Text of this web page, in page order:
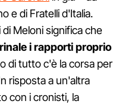
e di Fratelli d'Italia.
Meloni significa che
i rapporti proprio
di tutto c'è la corsa per
risposta a un'altra
con i cronisti, la